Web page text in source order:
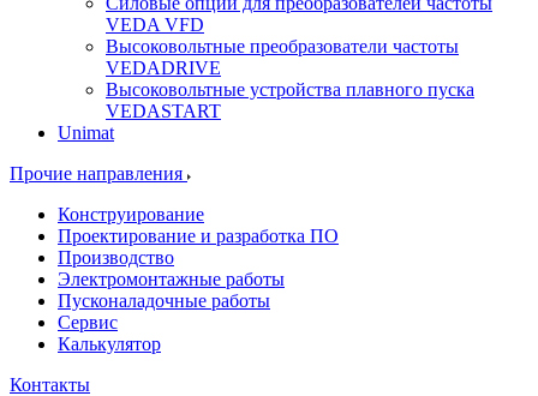
VEDA VFD
Высоковольтные преобразователи частоты
VEDADRIVE
Высоковольтные устройства плавного пуска
VEDASTART
Unimat
Прочие направления
Конструирование
Проектирование и разработка ПО
Производство
Электромонтажные работы
Пусконаладочные работы
Сервис
Калькулятор
Контакты